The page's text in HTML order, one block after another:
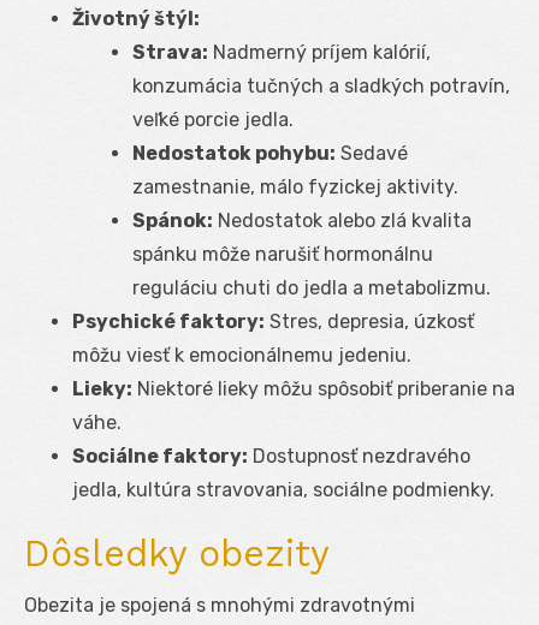
Životný štýl:
Strava: Nadmerný príjem kalórií,
konzumácia tučných a sladkých potravín,
veľké porcie jedla.
Nedostatok pohybu: Sedavé
zamestnanie, málo fyzickej aktivity.
Spánok: Nedostatok alebo zlá kvalita
spánku môže narušiť hormonálnu
reguláciu chuti do jedla a metabolizmu.
Psychické faktory: Stres, depresia, úzkosť
môžu viesť k emocionálnemu jedeniu.
Lieky: Niektoré lieky môžu spôsobiť priberanie na
váhe.
Sociálne faktory: Dostupnosť nezdravého
jedla, kultúra stravovania, sociálne podmienky.
Dôsledky obezity
Obezita je spojená s mnohými zdravotnými